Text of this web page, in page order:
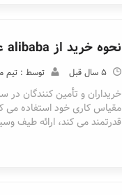
نحوه خرید از alibaba علی بابا
5 سال قبل توسط : تیم
خریداران و تأمین کنندگان
مقیاس کاری خود استفاده می
قدرتمند می کند، ارائه طیف